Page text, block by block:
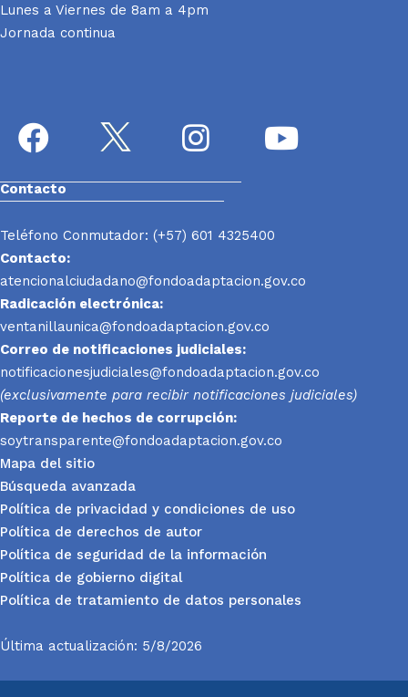
Lunes a Viernes de 8am a 4pm
Jornada continua
Contacto
Teléfono Conmutador: (+57) 601 4325400
Contacto:
atencionalciudadano@fondoadaptacion.gov.co
Radicación electrónica:
ventanillaunica@fondoadaptacion.gov.co
Correo de notificaciones judiciales:
notificacionesjudiciales@fondoadaptacion.gov.co
(exclusivamente para recibir notificaciones judiciales)
Reporte de hechos de corrupción:
soytransparente@fondoadaptacion.gov.co
Mapa del sitio
Búsqueda avanzada
Política de privacidad y condiciones de uso
Política de derechos de autor
Política de seguridad de la información
Política de gobierno digital
Política de tratamiento de datos personales
Última actualización: 5/8/2026